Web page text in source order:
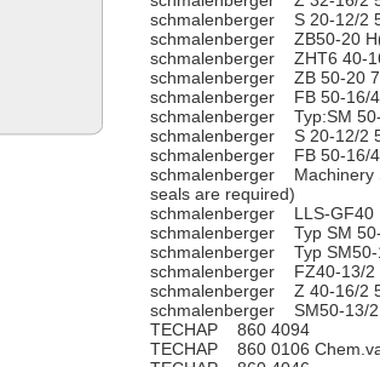
schmalenberger S 20-12/2
schmalenberger ZB50-20
schmalenberger ZHT6 40-
schmalenberger ZB 50-20
schmalenberger FB 50-16/
schmalenberger Typ:SM
schmalenberger S 20-12/2
schmalenberger FB 50-16/
schmalenberger Machinery
seals are required)
schmalenberger LLS-GF40
schmalenberger Typ SM
schmalenberger Typ SM50-
schmalenberger FZ40-13/2
schmalenberger Z 40-16/2
schmalenberger SM50-13/2
TECHAP 860 4094
TECHAP 860 0106